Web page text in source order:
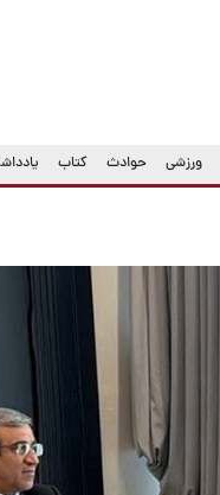
ورزشی حوادث کتاب